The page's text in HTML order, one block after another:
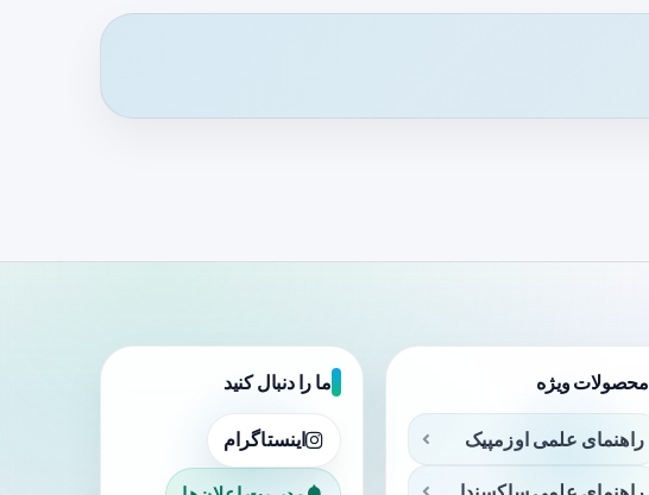
محصولات ویژه
راهنمای علمی اوزمپیک
ما را دنبال کنید
اینستاگرام